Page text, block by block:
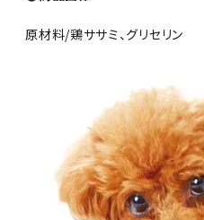
原材料/鶏ササミ、グリセリン